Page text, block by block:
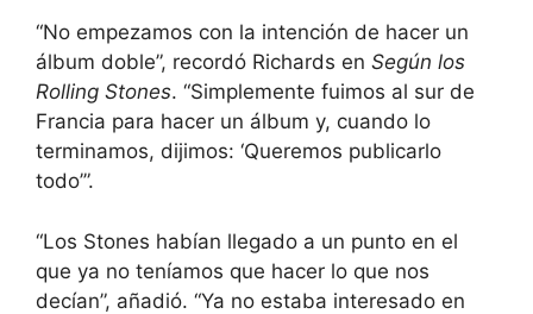
“No empezamos con la intención de hacer un
álbum doble”, recordó Richards en Según los
Rolling Stones. “Simplemente fuimos al sur de
Francia para hacer un álbum y, cuando lo
terminamos, dijimos: ‘Queremos publicarlo
todo’”.
“Los Stones habían llegado a un punto en el
que ya no teníamos que hacer lo que nos
decían”, añadió. “Ya no estaba interesado en